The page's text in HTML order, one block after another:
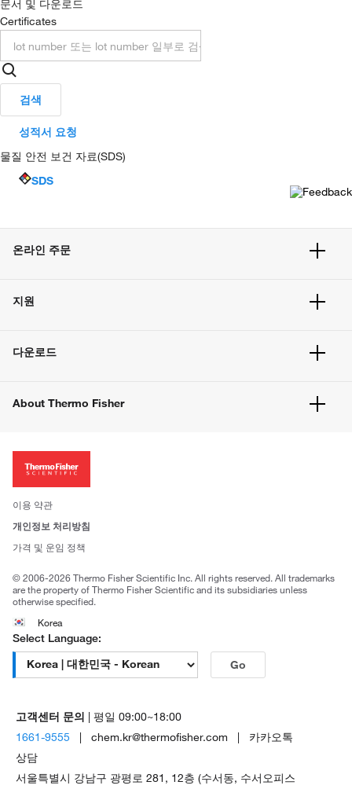
문서 및 다운로드
Certificates
검색
성적서 요청
물질 안전 보건 자료(SDS)
SDS
온라인 주문
주문 방법
벌크 주문
지원
고객 센터
웹사이트 개선사항
다운로드
About Thermo Fisher
투자자
사회적 책임
브랜드
이용 약관
개인정보 처리방침
가격 및 운임 정책
© 2006-2026 Thermo Fisher Scientific Inc. All rights reserved. All trademarks
are the property of Thermo Fisher Scientific and its subsidiaries unless
otherwise specified.
Korea
Select Language:
Go
고객센터 문의 | 평일 09:00~18:00
1661-9555 | chem.kr@thermofisher.com | 카카오톡
상담
서울특별시 강남구 광평로 281, 12층 (수서동, 수서오피스